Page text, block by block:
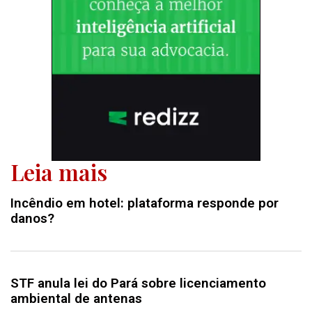
Leia mais
Incêndio em hotel: plataforma responde por
danos?
STF anula lei do Pará sobre licenciamento
ambiental de antenas